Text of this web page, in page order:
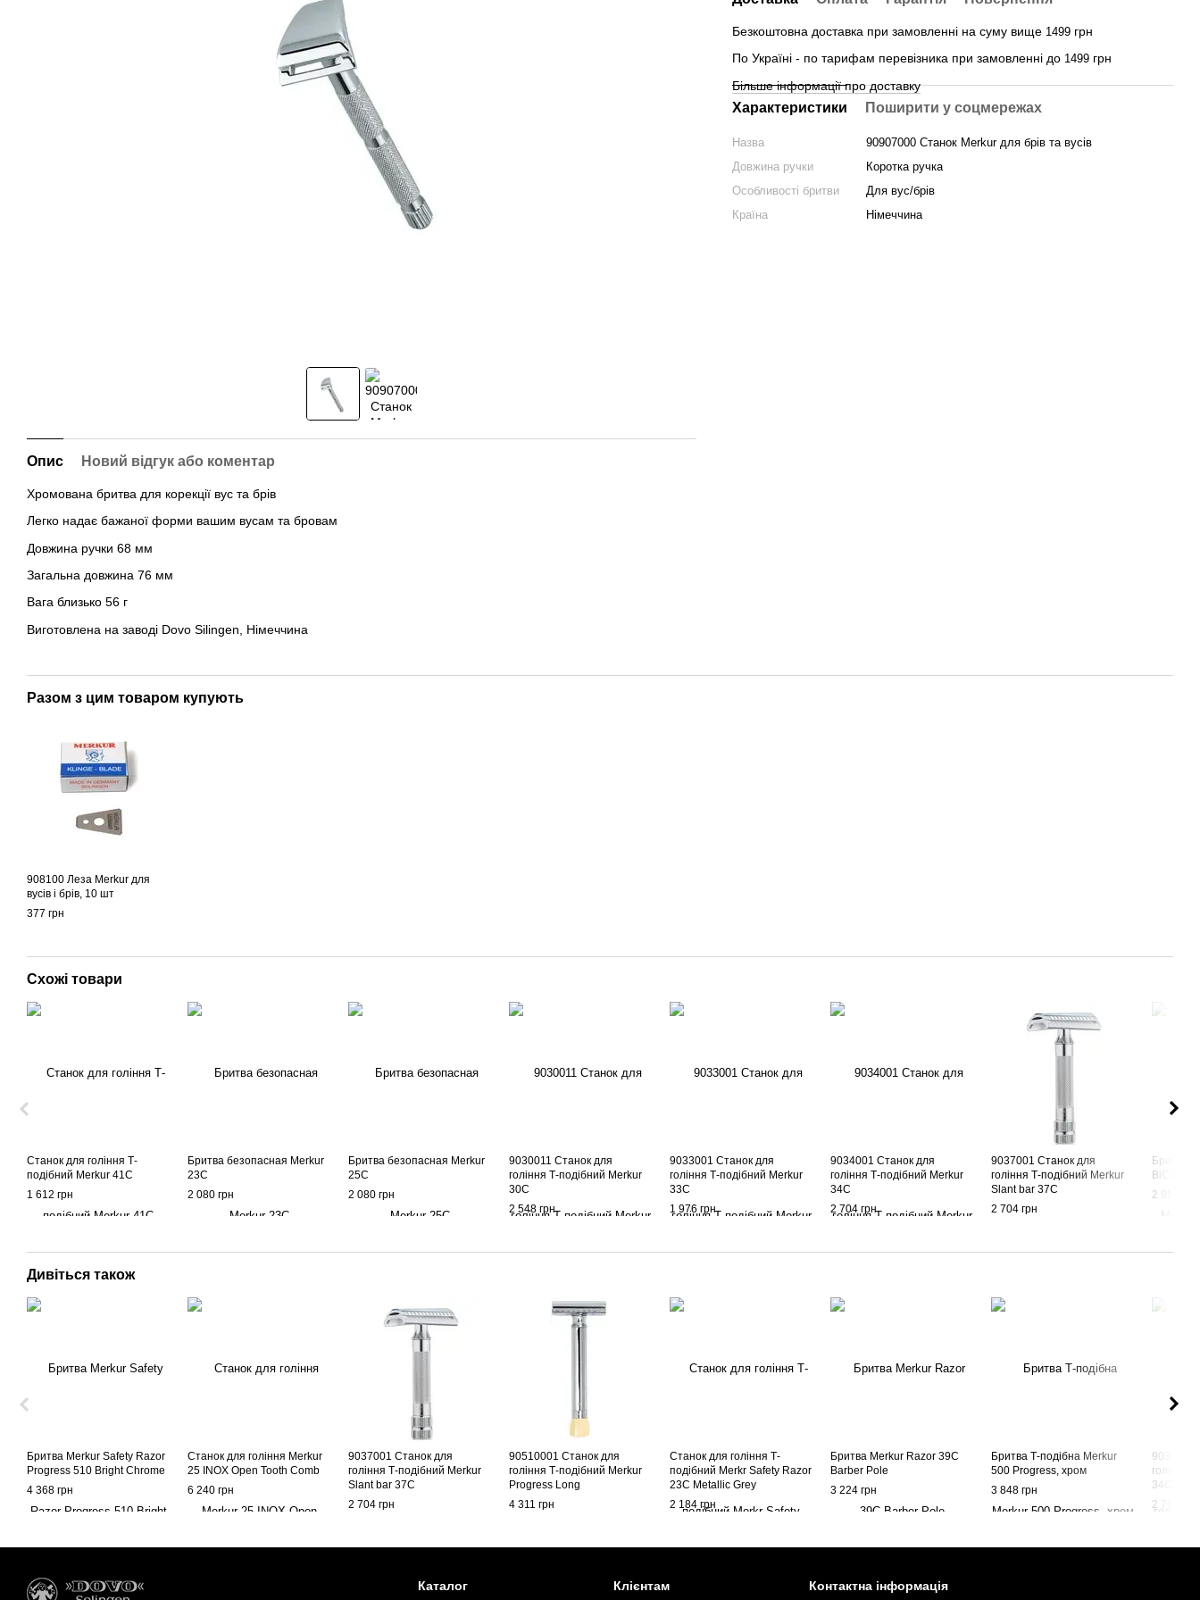
Опис Новий відгук або коментар
Хромована бритва для корекції вус та брів
Легко надає бажаної форми вашим вусам та бровам
Довжина ручки 68 мм
Загальна довжина 76 мм
Вага близько 56 г
Виготовлена на заводі Dovo Silingen, Німеччина
Безкоштовна доставка при замовленні на суму вище 1499 грн
По Україні - по тарифам перевізника при замовленні до 1499 грн
Більше інформації про доставку
Характеристики Поширити у соцмережах
Назва
90907000 Станок Merkur для брів та вусів
Довжина ручки
Коротка ручка
Особливості бритви
Для вус/брів
Країна
Німеччина
Разом з цим товаром купують
908100 Леза Merkur для
вусів і брів, 10 шт
377 грн
Схожі товари
Станок для гоління Т-
подібний Merkur 41С
1 612 грн
Бритва безопасная Merkur
23C
2 080 грн
Бритва безопасная Merkur
25C
2 080 грн
9030011 Станок для
гоління Т-подібний Merkur
30C
2 548 грн
9033001 Станок для
гоління Т-подібний Merkur
33C
1 976 грн
9034001 Станок для
гоління Т-подібний Merkur
34C
2 704 грн
9037001 Станок для
гоління Т-подібний Merkur
Slant bar 37C
2 704 грн
Бритва
BiColor
2 958 грн
Дивіться також
Бритва Merkur Safety Razor
Progress 510 Bright Chrome
4 368 грн
Станок для гоління Merkur
25 INOX Open Tooth Comb
6 240 грн
9037001 Станок для
гоління Т-подібний Merkur
Slant bar 37C
2 704 грн
90510001 Станок для
гоління Т-подібний Merkur
Progress Long
4 311 грн
Станок для гоління Т-
подібний Merkr Safety Razor
23C Metallic Grey
2 184 грн
Бритва Merkur Razor 39C
Barber Pole
3 224 грн
Бритва Т-подібна Merkur
500 Progress, хром
3 848 грн
9034001
гоління
34C
2 704 грн
Каталог Клієнтам Контактна інформація